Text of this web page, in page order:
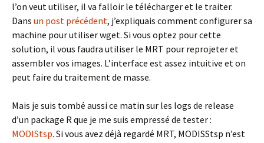
l’on veut utiliser, il va falloir le télécharger et le traiter.
Dans un post précédent, j’expliquais comment configurer sa
machine pour utiliser wget. Si vous optez pour cette
solution, il vous faudra utiliser le MRT pour reprojeter et
assembler vos images. L’interface est assez intuitive et on
peut faire du traitement de masse.
Mais je suis tombé aussi ce matin sur les logs de release
d’un package R que je me suis empressé de tester :
MODIStsp. Si vous avez déjà regardé MRT, MODISStsp n’est